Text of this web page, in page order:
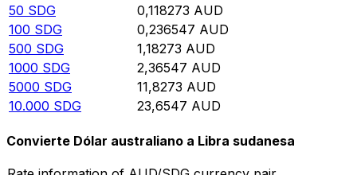
50 SDG 0,118273 AUD
100 SDG 0,236547 AUD
500 SDG 1,18273 AUD
1000 SDG 2,36547 AUD
5000 SDG 11,8273 AUD
10.000 SDG 23,6547 AUD
Convierte Dólar australiano a Libra sudanesa